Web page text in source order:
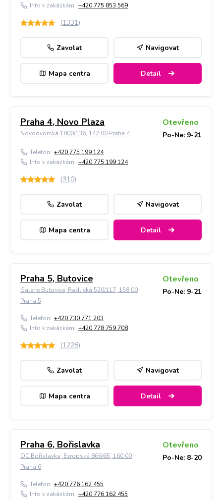
Info k zakázkám: +420 775 853 569
(1331)
Zavolat Navigovat
Mapa centra Detail
Praha 4, Novo Plaza
Novodvorská 1800/136, 142 00 Praha 4
Otevřeno
Po-Ne: 9-21
Telefon: +420 775 199 124
Info k zakázkám: +420 775 199 124
(310)
Zavolat Navigovat
Mapa centra Detail
Praha 5, Butovice
Galerie Butovice, Radlická 520/117, 158 00
Praha 5
Otevřeno
Po-Ne: 9-21
Telefon: +420 730 771 203
Info k zakázkám: +420 778 759 708
(1228)
Zavolat Navigovat
Mapa centra Detail
Praha 6, Bořislavka
OC Bořislavka, Evropská 866/65, 160 00
Praha 6
Otevřeno
Po-Ne: 8-20
Telefon: +420 776 162 455
Info k zakázkám: +420 776 162 455